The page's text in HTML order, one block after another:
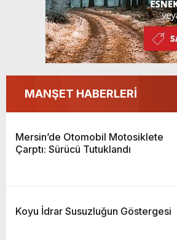
MANŞET HABERLERİ
Mersin’de Otomobil Motosiklete
Çarptı: Sürücü Tutuklandı
Koyu İdrar Susuzluğun Göstergesi